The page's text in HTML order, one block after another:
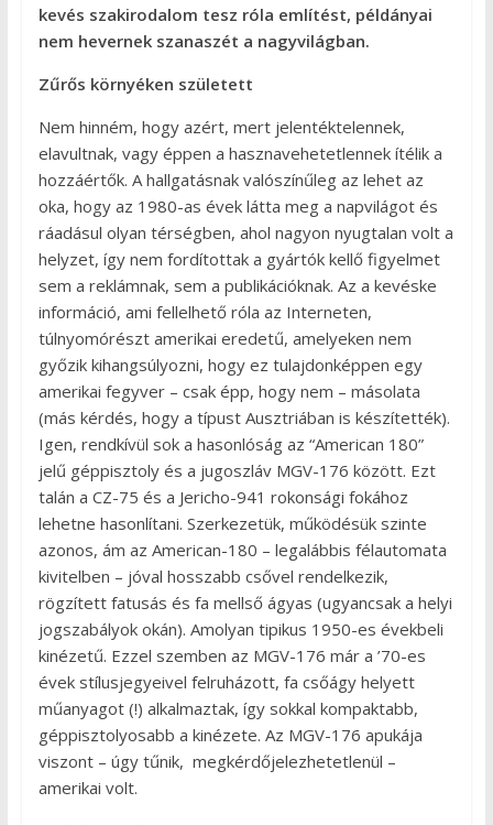
kevés szakirodalom tesz róla említést, példányai
nem hevernek szanaszét a nagyvilágban.
Zűrős környéken született
Nem hinném, hogy azért, mert jelentéktelennek,
elavultnak, vagy éppen a hasznavehetetlennek ítélik a
hozzáértők. A hallgatásnak valószínűleg az lehet az
oka, hogy az 1980-as évek látta meg a napvilágot és
ráadásul olyan térségben, ahol nagyon nyugtalan volt a
helyzet, így nem fordítottak a gyártók kellő figyelmet
sem a reklámnak, sem a publikációknak. Az a kevéske
információ, ami fellelhető róla az Interneten,
túlnyomórészt amerikai eredetű, amelyeken nem
győzik kihangsúlyozni, hogy ez tulajdonképpen egy
amerikai fegyver – csak épp, hogy nem – másolata
(más kérdés, hogy a típust Ausztriában is készítették).
Igen, rendkívül sok a hasonlóság az “American 180”
jelű géppisztoly és a jugoszláv MGV-176 között. Ezt
talán a CZ-75 és a Jericho-941 rokonsági fokához
lehetne hasonlítani. Szerkezetük, működésük szinte
azonos, ám az American-180 – legalábbis félautomata
kivitelben – jóval hosszabb csővel rendelkezik,
rögzített fatusás és fa mellső ágyas (ugyancsak a helyi
jogszabályok okán). Amolyan tipikus 1950-es évekbeli
kinézetű. Ezzel szemben az MGV-176 már a ’70-es
évek stílusjegyeivel felruházott, fa csőágy helyett
műanyagot (!) alkalmaztak, így sokkal kompaktabb,
géppisztolyosabb a kinézete. Az MGV-176 apukája
viszont – úgy tűnik, megkérdőjelezhetetlenül –
amerikai volt.